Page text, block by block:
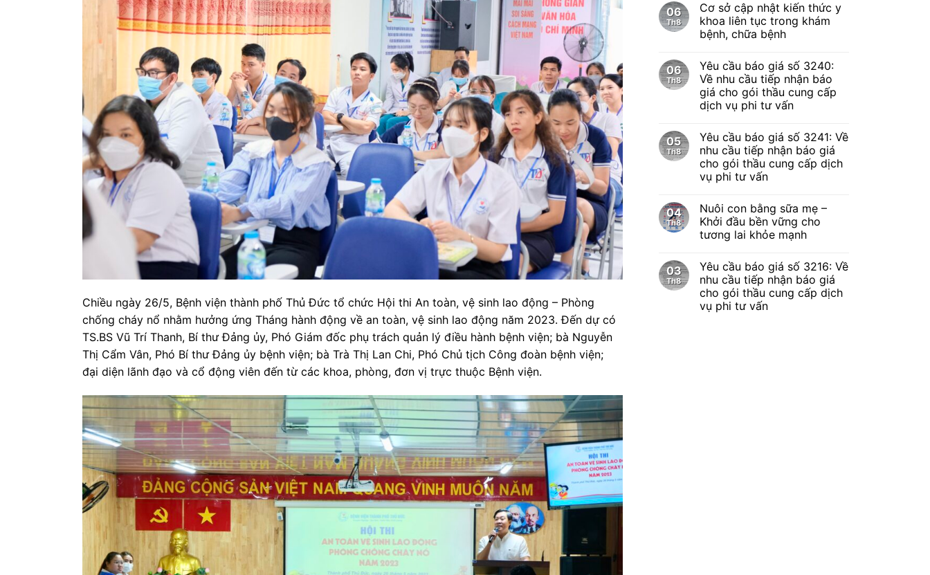
Chiều ngày 26/5, Bệnh viện thành phố Thủ Đức tổ chức Hội thi An toàn, vệ sinh lao động – Phòng
chống cháy nổ nhằm hưởng ứng Tháng hành động về an toàn, vệ sinh lao động năm 2023. Đến dự có
TS.BS Vũ Trí Thanh, Bí thư Đảng ủy, Phó Giám đốc phụ trách quản lý điều hành bệnh viện; bà Nguyễn
Thị Cẩm Vân, Phó Bí thư Đảng ủy bệnh viện; bà Trà Thị Lan Chi, Phó Chủ tịch Công đoàn bệnh viện;
đại diện lãnh đạo và cổ động viên đến từ các khoa, phòng, đơn vị trực thuộc Bệnh viện.
06
Th8
Cơ sở cập nhật kiến thức y
khoa liên tục trong khám
bệnh, chữa bệnh
06
Th8
Yêu cầu báo giá số 3240:
Về nhu cầu tiếp nhận báo
giá cho gói thầu cung cấp
dịch vụ phi tư vấn
05
Th8
Yêu cầu báo giá số 3241: Về
nhu cầu tiếp nhận báo giá
cho gói thầu cung cấp dịch
vụ phi tư vấn
04
Th8
Nuôi con bằng sữa mẹ –
Khởi đầu bền vững cho
tương lai khỏe mạnh
03
Th8
Yêu cầu báo giá số 3216: Về
nhu cầu tiếp nhận báo giá
cho gói thầu cung cấp dịch
vụ phi tư vấn